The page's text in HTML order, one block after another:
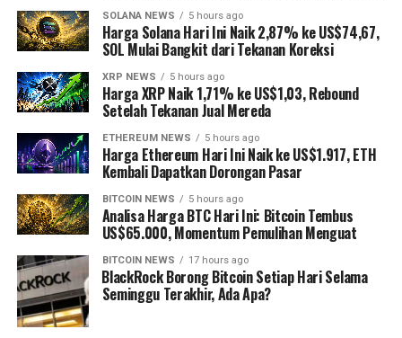
SOLANA NEWS 5 hours ago
Harga Solana Hari Ini Naik 2,87% ke US$74,67,
SOL Mulai Bangkit dari Tekanan Koreksi
XRP NEWS 5 hours ago
Harga XRP Naik 1,71% ke US$1,03, Rebound
Setelah Tekanan Jual Mereda
ETHEREUM NEWS 5 hours ago
Harga Ethereum Hari Ini Naik ke US$1.917, ETH
Kembali Dapatkan Dorongan Pasar
BITCOIN NEWS 5 hours ago
Analisa Harga BTC Hari Ini: Bitcoin Tembus
US$65.000, Momentum Pemulihan Menguat
BITCOIN NEWS 17 hours ago
⁠BlackRock Borong Bitcoin Setiap Hari Selama
Seminggu Terakhir, Ada Apa?